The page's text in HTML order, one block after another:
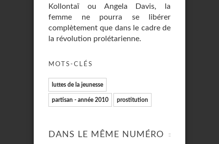
Kollontaï ou Angela Davis, la
femme ne pourra se libérer
complètement que dans le cadre de
la révolution prolétarienne.
MOTS-CLÉS
luttes de la jeunesse
partisan - année 2010 prostitution
DANS LE MÊME NUMÉRO